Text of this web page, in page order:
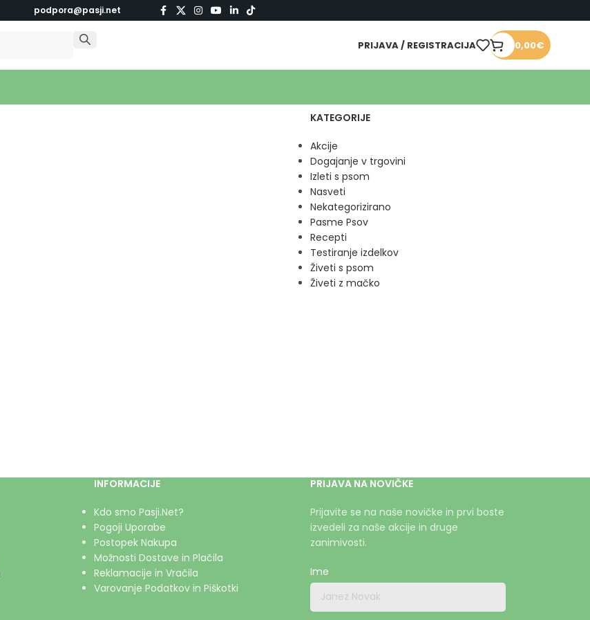
podpora@pasji.net
PRIJAVA / REGISTRACIJA 0,00€
KATEGORIJE
Akcije
Dogajanje v trgovini
Izleti s psom
Nasveti
Nekategorizirano
Pasme Psov
Recepti
Testiranje izdelkov
Živeti s psom
Živeti z mačko
INFORMACIJE
Kdo smo Pasji.Net?
Pogoji Uporabe
Postopek Nakupa
Možnosti Dostave in Plačila
Reklamacije in Vračila
Varovanje Podatkov in Piškotki
PRIJAVA NA NOVIČKE
Prijavite se na naše novičke in prvi boste
izvedeli za naše akcije in druge
zanimivosti.
Ime